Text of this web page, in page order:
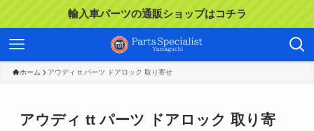
輸入車パーツの通販ショップはコチラ
ホーム アウディ tt パーツ ドアロック 取り寄せ
アウディ tt パーツ ドアロック 取り寄